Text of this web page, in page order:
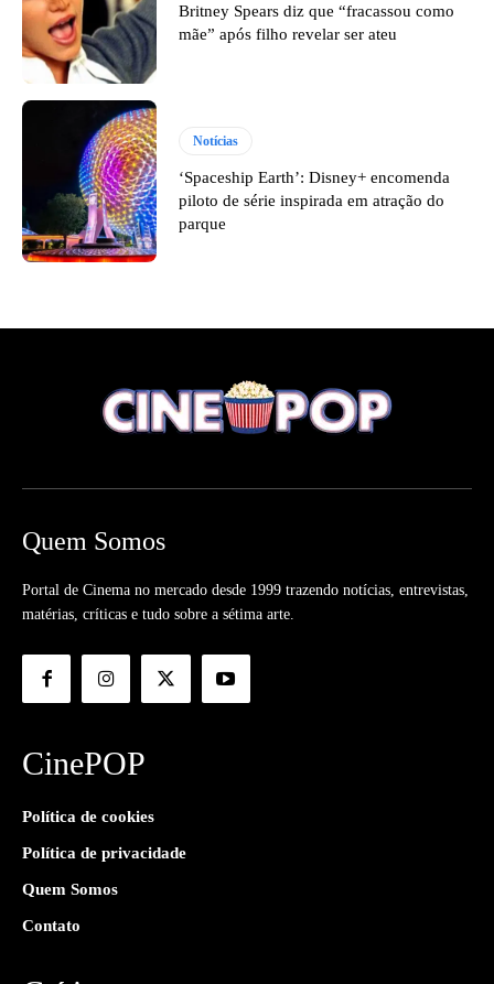
Britney Spears diz que “fracassou como
mãe” após filho revelar ser ateu
Notícias
‘Spaceship Earth’: Disney+ encomenda
piloto de série inspirada em atração do
parque
Quem Somos
Portal de Cinema no mercado desde 1999 trazendo notícias, entrevistas,
matérias, críticas e tudo sobre a sétima arte.
CinePOP
Política de cookies
Política de privacidade
Quem Somos
Contato